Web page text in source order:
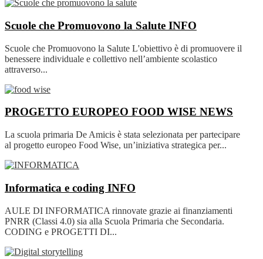
Scuole che Promuovono la Salute INFO
Scuole che Promuovono la Salute L'obiettivo è di promuovere il
benessere individuale e collettivo nell’ambiente scolastico
attraverso...
PROGETTO EUROPEO FOOD WISE NEWS
La scuola primaria De Amicis è stata selezionata per partecipare
al progetto europeo Food Wise, un’iniziativa strategica per...
Informatica e coding INFO
AULE DI INFORMATICA rinnovate grazie ai finanziamenti
PNRR (Classi 4.0) sia alla Scuola Primaria che Secondaria.
CODING e PROGETTI DI...